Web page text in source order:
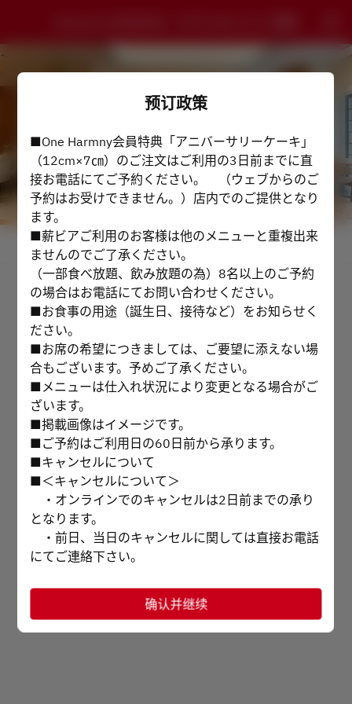
查看预订政策
2名
选择时间
预订
或者
查看菜单和优惠活动
Powered by
预订政策
■One Harmny会員特典「アニバーサリーケーキ」
（12cm×7㎝）のご注文はご利用の3日前までに直
接お電話にてご予約ください。 （ウェブからのご
予約はお受けできません。）店内でのご提供となり
ます。
■薪ビアご利用のお客様は他のメニューと重複出来
ませんのでご了承ください。
（一部食べ放題、飲み放題の為）8名以上のご予約
の場合はお電話にてお問い合わせください。
■お食事の用途（誕生日、接待など）をお知らせく
ださい。
■お席の希望につきましては、ご要望に添えない場
合もございます。予めご了承ください。
■メニューは仕入れ状況により変更となる場合がご
ざいます。
■掲載画像はイメージです。
■ご予約はご利用日の60日前から承ります。
■キャンセルについて
■＜キャンセルについて＞
・オンラインでのキャンセルは2日前までの承り
となります。
・前日、当日のキャンセルに関しては直接お電話
にてご連絡下さい。
※下記「OH会員」とは、オークラ ホテルズ & リゾ
ーツ、ニッコー・ホテルズ・インターナショナルお
确认并继续